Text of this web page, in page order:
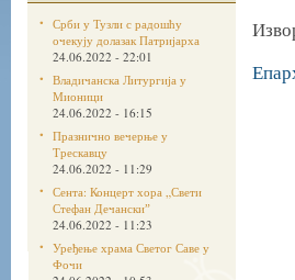
Срби у Тузли с радошћу
очекују долазак Патријарха
24.06.2022 - 22:01
Владичанска Литургија у
Мионици
24.06.2022 - 16:15
Празнично вечерње у
Трескавцу
24.06.2022 - 11:29
Сента: Концерт хора „Свети
Стефан Дечанскиˮ
24.06.2022 - 11:23
Уређење храма Светог Саве у
Фочи